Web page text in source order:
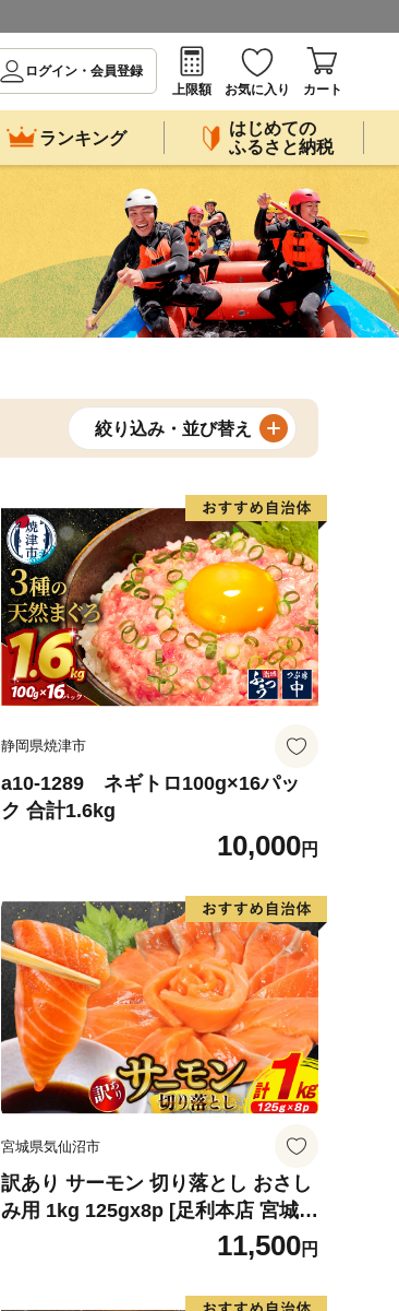
ログイン・会員登録
上限額
お気に入り カート
ランキング
はじめての
ふるさと納税
絞り込み・並び替え
静岡県焼津市
a10-1289 ネギトロ100g×16パッ
ク 合計1.6kg
10,000円
宮城県気仙沼市
訳あり サーモン 切り落とし おさし
み用 1kg 125gx8p [足利本店 宮城県
気仙沼市 20564313] 魚 魚介類 鮭 お
刺し身 刺し身 刺身 生 生食 個包装
チリ銀鮭 銀鮭 海鮮 海鮮丼 魚介
11,500円